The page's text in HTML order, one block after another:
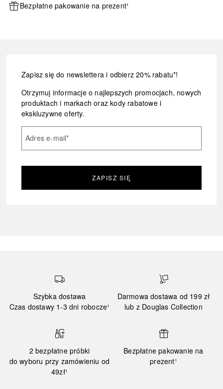
Bezpłatne pakowanie na prezent¹
Zapisz się do newslettera i odbierz 20% rabatu*!
Otrzymuj informacje o najlepszych promocjach, nowych
produktach i markach oraz kody rabatowe i
ekskluzywne oferty.
Adres e-mail*
ZAPISZ SIĘ
Szybka dostawa
Czas dostawy 1-3 dni robocze¹
Darmowa dostawa od 199 zł
lub z Douglas Collection
2 bezpłatne próbki
do wyboru przy zamówieniu od
49zł¹
Bezpłatne pakowanie na
prezent¹